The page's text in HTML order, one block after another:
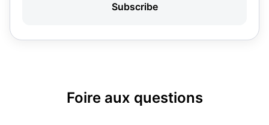
Subscribe
Foire aux questions